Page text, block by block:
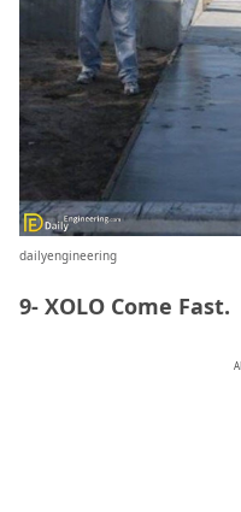
dailyengineering
9- XOLO Come Fast.